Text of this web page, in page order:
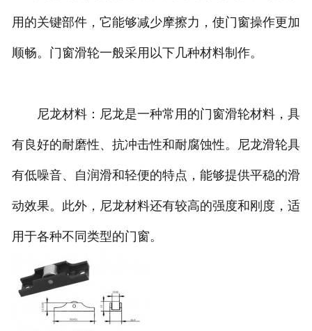
用的关键部件，它能够减少摩擦力，使门窗操作更加
顺畅。门窗滑轮一般采用以下几种材料制作。
尼龙材料：尼龙是一种常用的门窗滑轮材料，具
有良好的耐磨性、抗冲击性和耐腐蚀性。尼龙滑轮具
有低噪音、自润滑和轻便的特点，能够提供平稳的滑
动效果。此外，尼龙材料还有较高的强度和刚度，适
用于各种不同类型的门窗。